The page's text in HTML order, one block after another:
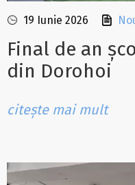
19 Iunie 2026
Final de an
din Dorohoi
citește mai mult